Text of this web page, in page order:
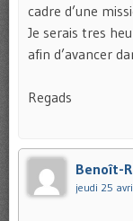
cadre d’une
Je serais tres
afin d’avancer
Regads
Benoît-
jeudi 25